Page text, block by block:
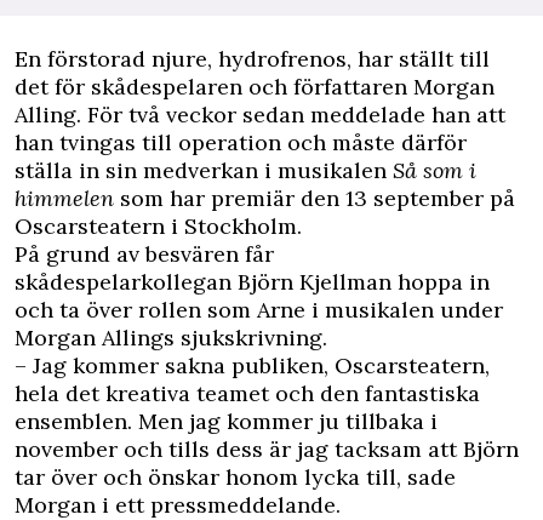
En förstorad njure, hydrofrenos, har ställt till
det för skådespelaren och författaren Morgan
Alling. För två veckor sedan meddelade han att
han tvingas till operation och måste därför
ställa in sin medverkan i musikalen Så som i
himmelen som har premiär den 13 september på
Oscarsteatern i Stockholm.
På grund av besvären får
skådespelarkollegan Björn Kjellman hoppa in
och ta över rollen som Arne i musikalen under
Morgan Allings sjukskrivning.
– Jag kommer sakna publiken, Oscarsteatern,
hela det kreativa teamet och den fantastiska
ensemblen. Men jag kommer ju tillbaka i
november och tills dess är jag tacksam att Björn
tar över och önskar honom lycka till, sade
Morgan i ett pressmeddelande.